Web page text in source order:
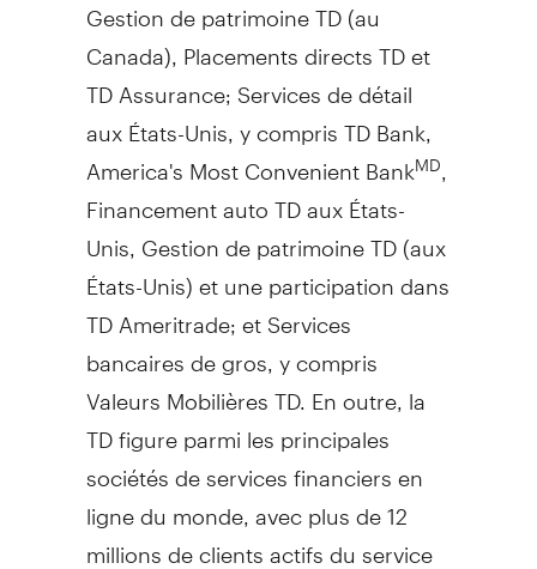
Canada), Placements directs TD et
TD Assurance; Services de détail
aux États-Unis, y compris TD Bank,
America's Most Convenient BankMD
Financement auto TD aux États-
Unis, Gestion depatrimoine TD (aux
États-Unis) et une participation dans
TD Ameritrade; et Services
bancaires de gros, y compris
Valeurs Mobilières TD. En outre, la
TD figure parmi les principales
sociétés de services financiers en
ligne du monde, avec plus de 12
millions de clients actifs du service